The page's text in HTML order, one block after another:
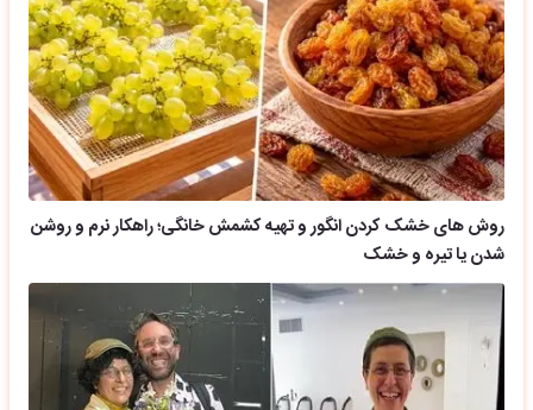
روش های خشک کردن انگور و تهیه کشمش خانگی؛ راهکار نرم و روشن
شدن یا تیره و خشک